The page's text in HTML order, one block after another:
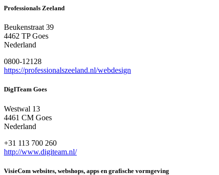
Professionals Zeeland
Beukenstraat 39
4462 TP Goes
Nederland
0800-12128
https://professionalszeeland.nl/webdesign
DigITeam Goes
Westwal 13
4461 CM Goes
Nederland
+31 113 700 260
http://www.digiteam.nl/
VisieCom websites, webshops, apps en grafische vormgeving